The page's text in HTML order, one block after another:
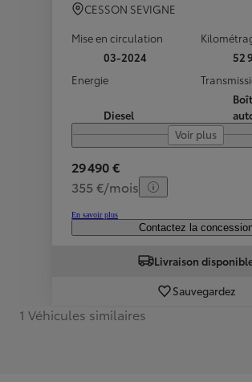
CESSON SEVIGNE
Mise en circulation
03-2024
52
Energie
Diesel
Voir plus
29 490 €
355 €/mois
En savoir plus
Contactez la
Livraison
Sauvegardez
1 Véhicules similaires